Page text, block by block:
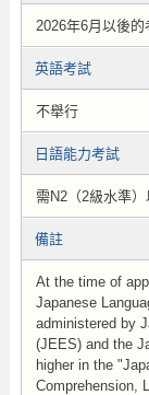
2026年6月以後的
英語考試
不舉行
日語能力考試
需N2（2級水準
備註
At the time of
Japanese
administered by
(JEES) and the
higher in the
Comprehension,